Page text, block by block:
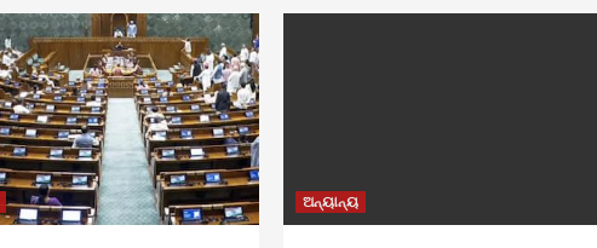
ଅନ୍ୟାନ୍ୟ